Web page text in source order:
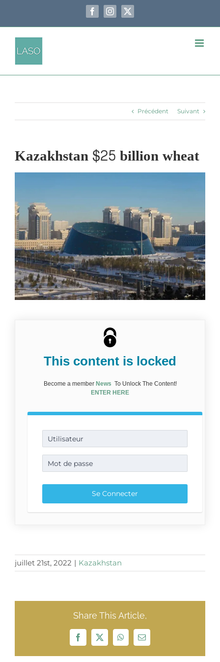
FacebookInstagram
X
Précédent Suivant
Kazakhstan $25 billion wheat
This content is locked
Become a member News To Unlock The Content!
ENTER HERE
juillet 21st, 2022 | Kazakhstan
Share This Article,
Facebook
X WhatsApp
Email